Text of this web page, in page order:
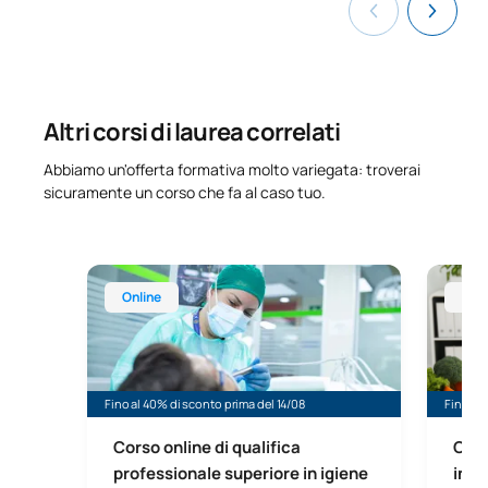
Altri corsi di laurea correlati
Abbiamo un'offerta formativa molto variegata: troverai
sicuramente un corso che fa al caso tuo.
Online
Fino al 40% di sconto prima del 14/08
Corso online di qualifica
professionale superiore in igiene
Corso online di qualifica professionale superiore
Fino al
in
Corso